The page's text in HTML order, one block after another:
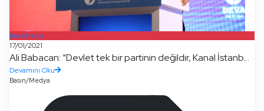
Basın/Medya
17/01/2021
Ali Babacan: “Devlet tek bir partinin değildir, Kanal İstanb...
Devamını Oku
Basın/Medya